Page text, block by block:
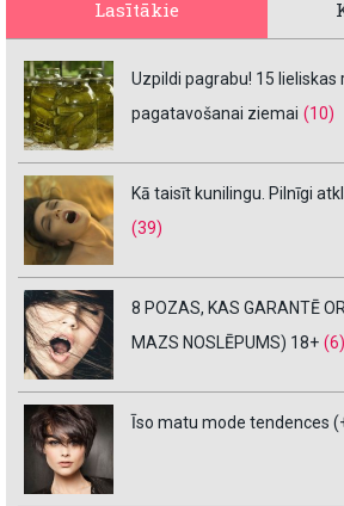
Lasītākie
Uzpildi pagrabu! 15 lieliskas
pagatavošanai ziemai (10)
Kā taisīt kunilingu. Pilnīgi
(39)
8 POZAS, KAS GARANTĒ
MAZS NOSLĒPUMS) 18+ (6)
Īso matu mode tendences